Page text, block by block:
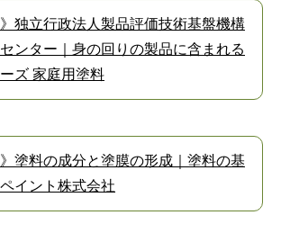
》独立行政法人製品評価技術基盤機構
ンター｜身の回りの製品に含まれる
ズ 家庭用塗料
》塗料の成分と塗膜の形成｜塗料の基
イント株式会社